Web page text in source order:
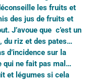
les fruits et
des jus de fruits et
J’avoue que c’est un
du riz et des pates…
d’incidence sur la
qui ne fait pas mal…
et légumes si cela